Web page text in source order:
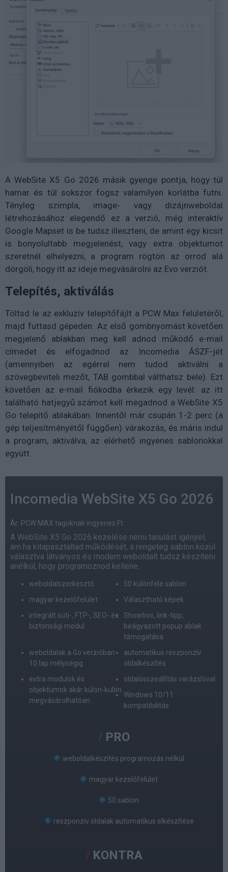
A WebSite X5 Go 2026 másik gyenge pontja, hogy túl
hamar és túl sokszor fogsz valamilyen korlátba futni.
Tényleg szimpla, image- vagy dizájnweboldal
létrehozásához elegendő ez a verzió, még interaktív
Google Mapset is be tudsz illeszteni, de amint egy kicsit
is bonyolultabb megjelenést, vagy extra objektumot
szeretnél elhelyezni, a program rögtön az orrod alá
dörgöli, hogy itt az ideje megvásárolni az Evo verziót.
Telepítés, aktiválás
Töltsd le az exkluzív telepítőfájlt a PCW Max felületéről,
majd futtasd gépeden. Az első gombnyomást követően
megjelenő ablakban meg kell adnod működő e-mail
címedet és elfogadnod az Incomedia ÁSZF-jét
(amennyiben az egérrel nem tudod aktiválni a
szövegbeviteli mezőt, TAB gombbal válthatsz bele). Ezt
követően az e-mail fiókodba érkezik egy levél: az itt
található hatjegyű számot kell megadnod a WebSite X5
Go telepítő ablakában. Innentől már csupán 1-2 perc (a
gép teljesítményétől függően) várakozás, és máris indul
a program, aktiválva, az elérhető ingyenes sablonokkal
együtt.
Incomedia WebSite X5 Go 2026
Ár: PCW MAX tagoknak ingyenes Ft
A WebSite X5 Go 2026 kezelése némi tanulást igényel,
ám ha kitapasztaltad működését, a rengeteg sablon közül
választva látványos és modern weboldalt tudsz készíteni
anélkül, hogy programoznod kellene.
weboldalszerkesztő
50 különféle sablon
magyar kezelőfelület
Választható képek
integrált süti-, FTP-, SEO- és
biztonsági modul
Showbox, link-tipp,
beágyazott popup ablak
támogatása
weboldalak a Go verzióban
10 lap mélységig
automatikus reszponzív
oldalkészítés
extra modulok és
objektumok akár külön-külön
megvásárolhatóan
oldalösszeállítás varázslóval
Windows 10/11
kompatibilitás
PRO
weboldalkészítés programozás nélkül
magyar kezelőfelület
50 sablon
reszponzív oldalak automatikus elkészítése
KONTRA